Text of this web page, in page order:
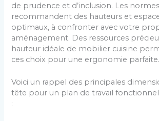
de prudence et d’inclusion. Les
recommandent des hauteurs et
optimaux, à confronter avec votre
aménagement. Des ressources
hauteur idéale de mobilier cuisine
ces choix pour une ergonomie parfaite.
Voici un rappel des principales
tête pour un plan de travail
: